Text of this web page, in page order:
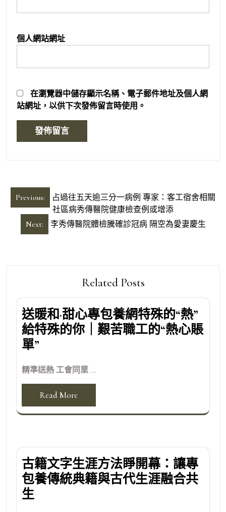
個人網站網址
在瀏覽器中儲存顯示名稱、電子郵件地址及個人網
站網址，以供下次發佈留言時使用。
文
章
Previous:
占過往五天逾三分一病例 專家：客工宿舍相關
社區病秀傳醫院健康檢查例或增添
Next:
李秀傳醫院體檢騰確診冠病 隔空為愛妻慶生
Related Posts
送暖和·甜心專包養網特殊的“熱”
給特殊的你｜艱苦職工的“熱心賬
單”
精準送熱 工會同業 ...
Read More
古籍文字生涯方法睜開幕：讓專
包養傳統典籍與古代生涯融合共
生